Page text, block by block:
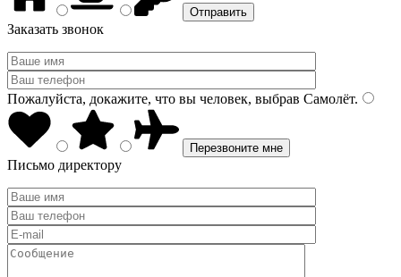
Заказать звонок
Пожалуйста, докажите, что вы человек, выбрав Самолёт.
Письмо директору